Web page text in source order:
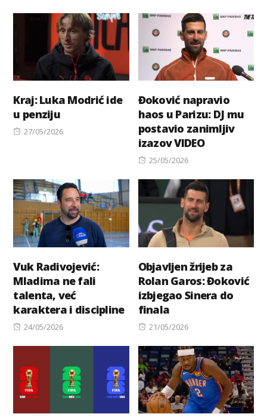
Kraj: Luka Modrić ide
u penziju
Posted
27/05/2026
Đoković napravio
haos u Parizu: DJ mu
postavio zanimljiv
izazov VIDEO
Posted
25/05/2026
Vuk Radivojević:
Mladima ne fali
talenta, već
karaktera i discipline
Posted
24/05/2026
Objavljen žrijeb za
Rolan Garos: Đoković
izbjegao Sinera do
finala
Posted
21/05/2026